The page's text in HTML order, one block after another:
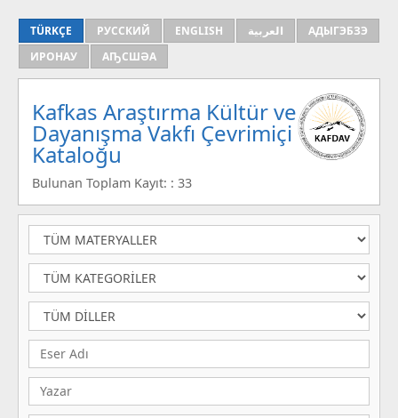
TÜRKÇE РУССКИЙ ENGLISH العربية
АДЫГЭБЗЭ
ИРОНАУ
АҦСШӘА
Kafkas Araştırma Kültür ve
Dayanışma Vakfı Çevrimiçi
Kataloğu
Bulunan Toplam Kayıt: : 33